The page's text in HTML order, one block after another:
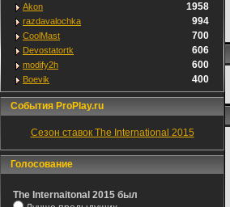
Akon 1958
razdavalochka 994
CoolMast 700
Devostatortk 606
modify2h 600
Boevik 400
События ProPlay.ru
Сезон ставок The International 2015
Голосование
The Internaitonal 2015 был